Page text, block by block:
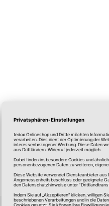
*Alle Preise in Euro,